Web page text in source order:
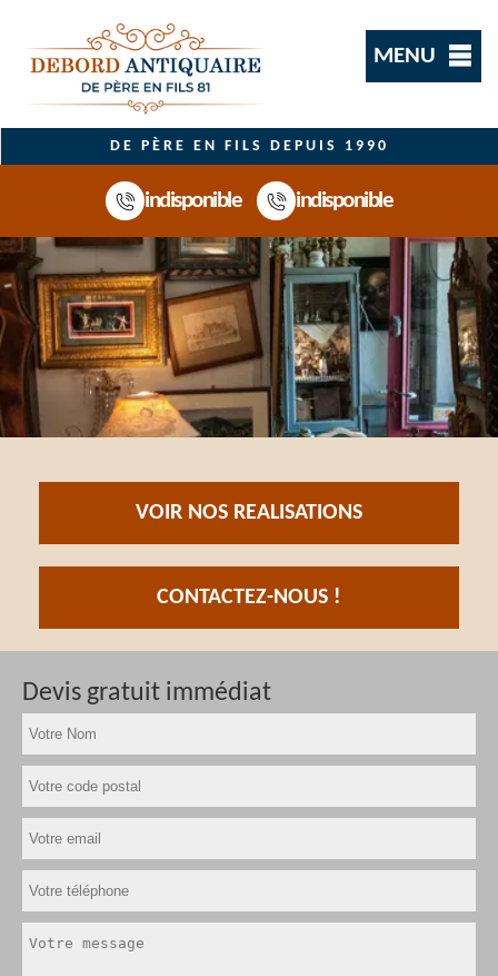
MENU
DE PÈRE EN FILS DEPUIS 1990
indisponible indisponible
VOIR NOS REALISATIONS
CONTACTEZ-NOUS !
Devis gratuit immédiat